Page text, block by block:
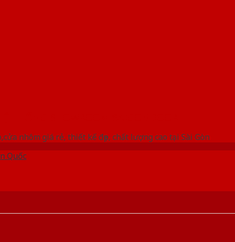
nhôm giá rẻ, thiết kế đẹp, chất lượng cao tại Sài Gòn
Quốc